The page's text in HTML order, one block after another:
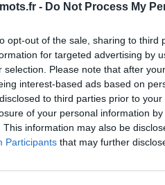
- Do Not Process My
opt-out of the sale, sharing to
for targeted advertising by
selection. Please note that after
interest-based ads based on
to third parties prior to
of your personal information
This information may also be
Participants that may further
quotidiens de Maître des
jour ! Cela signifie
ici, il y a de fortes chances
a créé cette page et la
d'ajouter cette
lettres.